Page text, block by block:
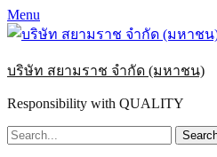
Menu
บริษัท สยามราช จำกัด (มหาชน)
Responsibility with QUALITY
Search
for: